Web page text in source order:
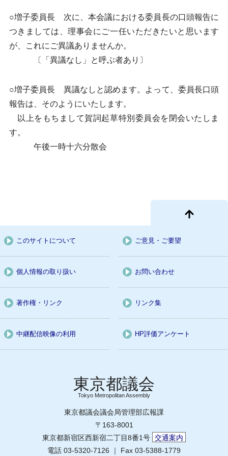
○増子委員長 次に、本会議における委員長の口頭報告に
つきましては、理事会にご一任いただきたいと思います
が、これにご異議ありませんか。
〔「異議なし」と呼ぶ者あり〕
○増子委員長 異議なしと認めます。よって、委員長口頭
報告は、そのようにいたします。
以上をもちまして賀詞起草特別委員会を閉会いたしま
す。
午後一時十六分散会
このサイトについて ご意見・ご要望
個人情報の取り扱い お問い合わせ
著作権・リンク リンク集
中継配信映像の利用 HP評価アンケート
Tokyo Metropolitan Assembly
東京都議会議会局管理部広報課
〒163-8001
東京都新宿区西新宿二丁目8番1号 交通案内
電話 03-5320-7126 ｜ Fax 03-5388-1779